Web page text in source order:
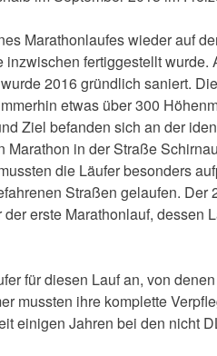
Marathonlaufes wieder auf
fertiggestellt
2016 gründlich saniert.
etwas über 300
Ziel befanden sich an der
in der Straße
die Läufer besonders
Straßen gelaufen. Der
erste Marathonlauf, dessen
für diesen Lauf an, von
mussten ihre komplette
einigen Jahren bei den nicht